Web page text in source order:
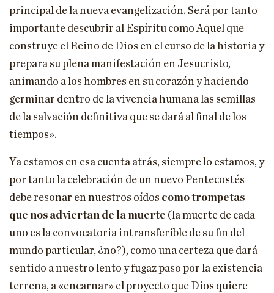
principal de la nueva evangelización. Será por tanto
importante descubrir al Espíritu como Aquel que
construye el Reino de Dios en el curso de la historia y
prepara su plena manifestación en Jesucristo,
animando a los hombres en su corazón y haciendo
germinar dentro de la vivencia humana las semillas
de la salvación definitiva que se dará al final de los
tiempos».
Ya estamos en esa cuenta atrás, siempre lo estamos, y
por tanto la celebración de un nuevo Pentecostés
debe resonar en nuestros oídos como trompetas
que nos adviertan de la muerte (la muerte de cada
uno es la convocatoria intransferible de su fin del
mundo particular, ¿no?), como una certeza que dará
sentido a nuestro lento y fugaz paso por la existencia
terrena, a «encarnar» el proyecto que Dios quiere